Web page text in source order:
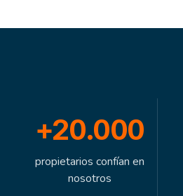
+20.000
propietarios confían en
nosotros